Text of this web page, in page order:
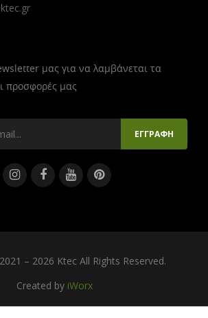
μας για να λαμβάνεται τα
προσφορές μας
– 2026 Ktec All Rights Reserved.
Created by iWorx